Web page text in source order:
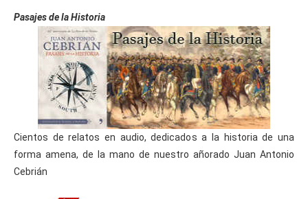
Pasajes de la Historia
Cientos de relatos en audio, dedicados a la historia de una
forma amena, de la mano de nuestro añorado Juan Antonio
Cebrián